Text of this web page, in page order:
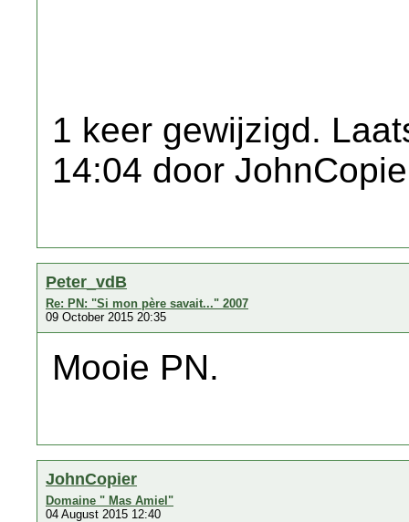
1 keer gewijzigd.
14:04 door
Peter_vdB
Re: PN: "Si mon père savait..." 2007
09 October 2015 20:35
Mooie PN.
JohnCopier
Domaine " Mas Amiel"
04 August 2015 12:40